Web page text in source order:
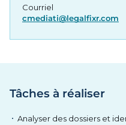
Courriel
cmediati@legalfixr.com
Tâches à réaliser
Analyser des dossiers et